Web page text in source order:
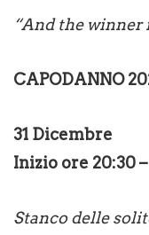
“And the
CAPODANNO
31 Dicembre
Inizio ore 20:30
Stanco delle